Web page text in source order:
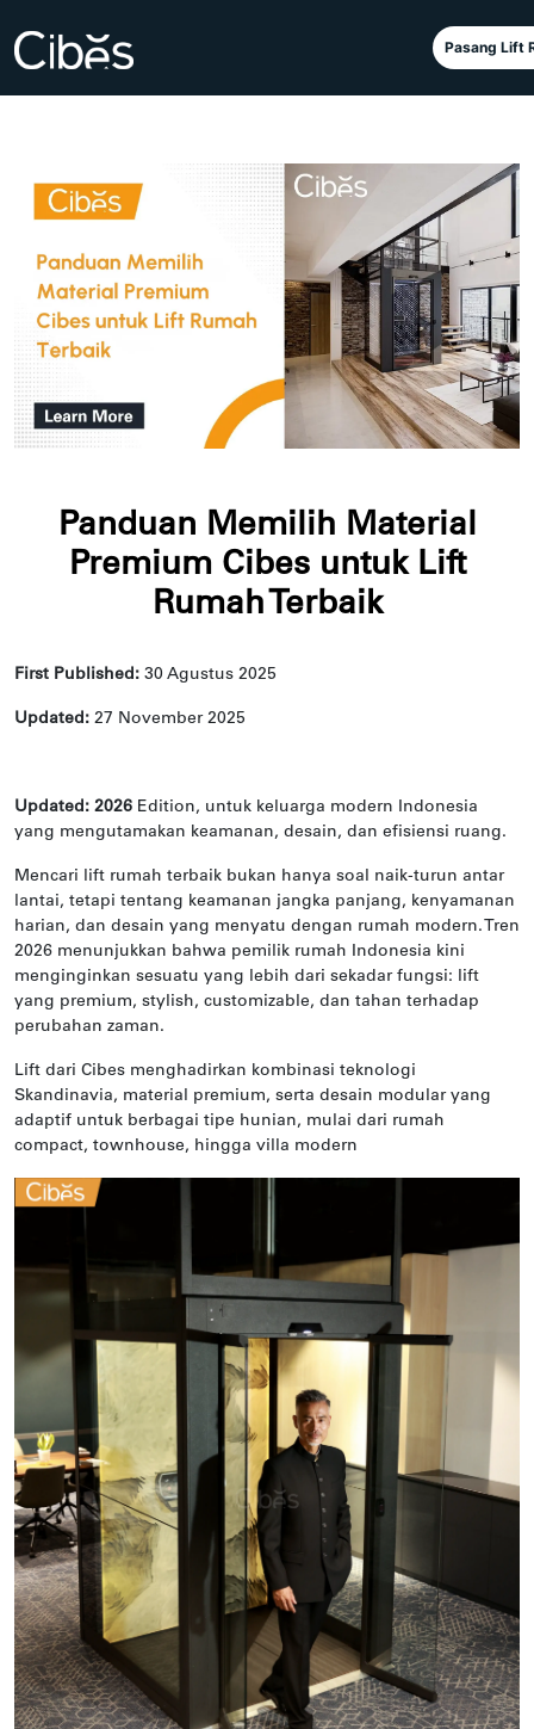
Pasang Lift
Panduan Memilih Material
Premium Cibes untuk Lift
Rumah Terbaik
First Published: 30 Agustus 2025
Updated: 27 November 2025
Updated: 2026 Edition, untuk keluarga modern Indonesia
yang mengutamakan keamanan, desain, dan efisiensi ruang.
Mencari lift rumah terbaik bukan hanya soal naik-turun antar
lantai, tetapi tentang keamanan jangka panjang, kenyamanan
harian, dan desain yang menyatu dengan rumah modern. Tren
2026 menunjukkan bahwa pemilik rumah Indonesia kini
menginginkan sesuatu yang lebih dari sekadar fungsi: lift
yang premium, stylish, customizable, dan tahan terhadap
perubahan zaman.
Lift dari Cibes menghadirkan kombinasi teknologi
Skandinavia, material premium, serta desain modular yang
adaptif untuk berbagai tipe hunian, mulai dari rumah
compact, townhouse, hingga villa modern